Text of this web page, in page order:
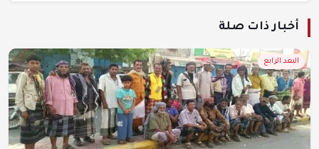
أخبار ذات صلة
البعد الرابع